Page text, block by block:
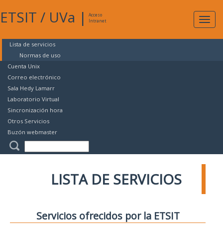
ETSIT / UVa |
Acceso
Intranet
Lista de servicios
Normas de uso
Cuenta Unix
Correo electrónico
Sala Hedy Lamarr
Laboratorio Virtual
Sincronización hora
Otros Servicios
Buzón webmaster
LISTA DE SERVICIOS
Servicios ofrecidos por la ETSIT